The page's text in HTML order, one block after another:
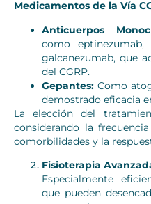
Medicamentos de la Vía
Anticuerpos
como eptinezumab,
galcanezumab, que
del CGRP.
Gepantes: Como
demostrado eficacia
La elección del
considerando la
comorbilidades y la
Fisioterapia
Especialmente
que pueden